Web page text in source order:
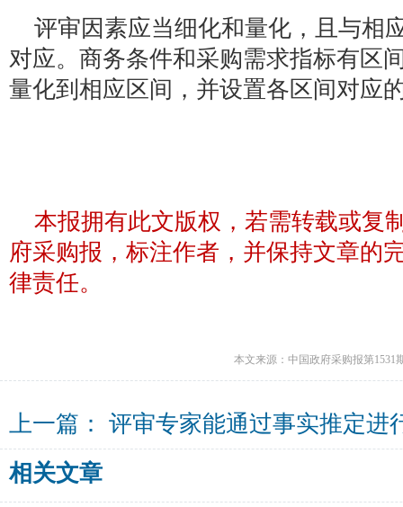
评审因素应当细化和量化，且与相
对应。商务条件和采购需求指标有区
量化到相应区间，并设置各区间对应
本报拥有此文版权，若需转载或复
府采购报，标注作者，并保持文章的
律责任。
本文来源：中国政府采购报第1531
上一篇： 评审专家能通过事实推定进
相关文章